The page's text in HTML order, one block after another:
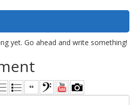
yet. Go ahead and write something!